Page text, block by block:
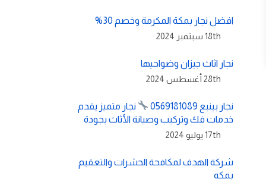
افضل نجار بمكة المكرمة وخصم 30%
18th سبتمبر 2024
نجار اثاث جيزان وضواحيها
28th أغسطس 2024
نجار بينبع 0569181089
نجار متميز يقدم
خدمات فك وتركيب وصيانة الأثاث بجودة
17th يوليو 2024
شركة الهدف لمكافحة الحشرات والتعقيم
بمكه